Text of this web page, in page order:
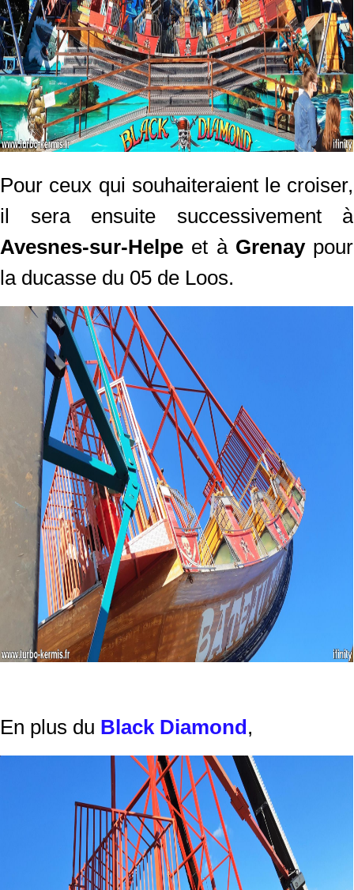
Pour ceux qui souhaiteraient le croiser,
il sera ensuite successivement à
Avesnes-sur-Helpe et à Grenay pour
la ducasse du 05 de Loos.
En plus du Black Diamond,